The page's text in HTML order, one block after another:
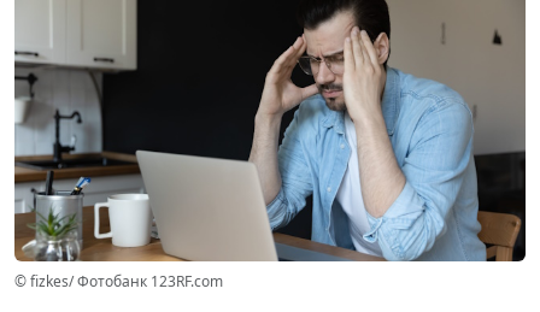
© fizkes/ Фотобанк 123RF.com